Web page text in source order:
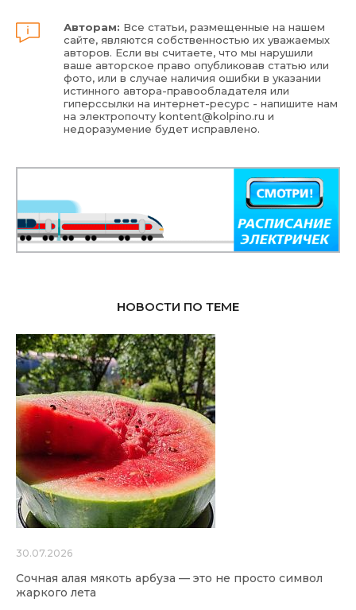
Авторам: Все статьи, размещенные на нашем
сайте, являются собственностью их уважаемых
авторов. Если вы считаете, что мы нарушили
ваше авторское право опубликовав статью или
фото, или в случае наличия ошибки в указании
истинного автора-правообладателя или
гиперссылки на интернет-ресурс - напишите нам
на электропочтуkontent@kolpino.ru и
недоразумение будет исправлено.
НОВОСТИ ПО ТЕМЕ
30.07.2026
Сочная алая мякоть арбуза — это не просто символ
жаркого лета